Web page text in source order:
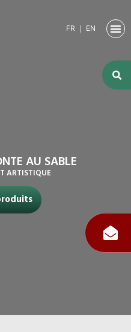
FR ｜ EN
AU SABLE
ARTISTIQUE